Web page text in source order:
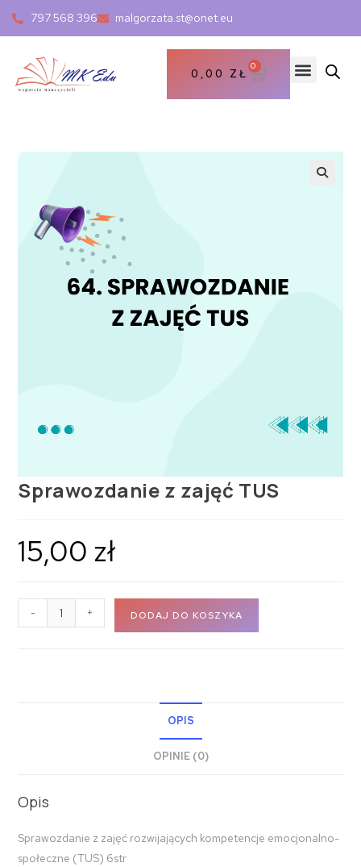
797 568 396 malgorzata.st@onet.eu
0,00 ZŁ
0
Sprawozdanie z zajęć TUS
15,00 zł
- + DODAJ DO KOSZYKA
OPIS
OPINIE (0)
Opis
Sprawozdanie z zajęć rozwijających kompetencje emocjonalno-
społeczne (TUS) 6str